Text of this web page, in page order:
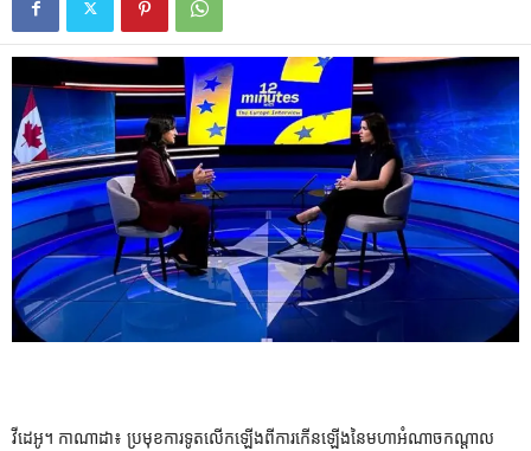
វីដេអូ។ កាណាដា៖ ប្រមុខការទូតលើកឡើងពីការកើនឡើងនៃមហាអំណាចកណ្តាល